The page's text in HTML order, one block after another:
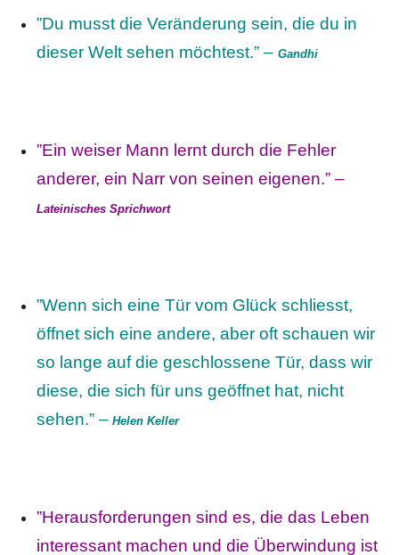
”Du musst die Veränderung sein, die du in
dieser Welt sehen möchtest.” – Gandhi
”Ein weiser Mann lernt durch die Fehler
anderer, ein Narr von seinen eigenen.” –
Lateinisches Sprichwort
”Wenn sich eine Tür vom Glück schliesst,
öffnet sich eine andere, aber oft schauen wir
so lange auf die geschlossene Tür, dass wir
diese, die sich für uns geöffnet hat, nicht
sehen.” – Helen Keller
”Herausforderungen sind es, die das Leben
interessant machen und die Überwindung ist